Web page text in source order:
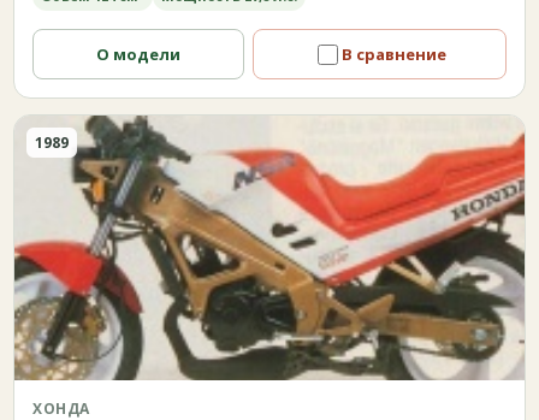
О модели В сравнение
1989
ХОНДА